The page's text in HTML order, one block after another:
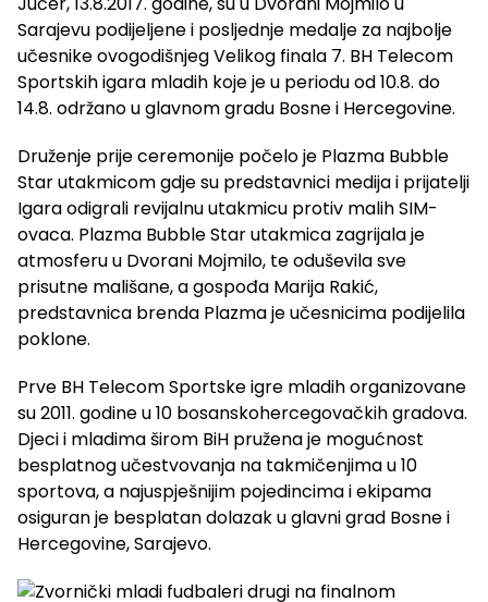
Sarajevu podijeljene i posljednje medalje za najbolje
učesnike ovogodišnjeg Velikog finala 7. BH Telecom
Sportskih igara mladih koje je u periodu od 10.8. do
14.8. održano u glavnom gradu Bosne i Hercegovine.
Druženje prije ceremonije počelo je Plazma Bubble
Star utakmicom gdje su predstavnici medija i prijatelji
Igara odigrali revijalnu utakmicu protiv malih SIM-
ovaca. Plazma Bubble Star utakmica zagrijala je
atmosferu u Dvorani Mojmilo, te oduševila sve
prisutne mališane, a gospođa Marija Rakić,
predstavnica brenda Plazma je učesnicima podijelila
poklone.
Prve BH Telecom Sportske igre mladih organizovane
su 2011. godine u 10 bosanskohercegovačkih gradova.
Djeci i mladima širom BiH pružena je mogućnost
besplatnog učestvovanja na takmičenjima u 10
sportova, a najuspješnijim pojedincima i ekipama
osiguran je besplatan dolazak u glavni grad Bosne i
Hercegovine, Sarajevo.